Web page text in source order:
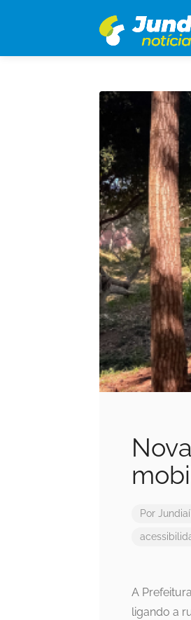
Por
A
ligando a